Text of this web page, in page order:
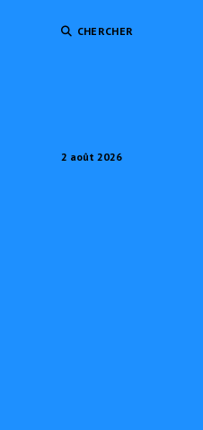
CHERCHER
2 août 2026